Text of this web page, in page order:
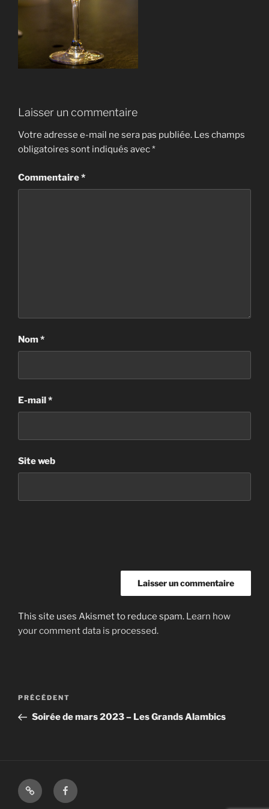
Laisser un commentaire
Votre adresse e-mail ne sera pas publiée. Les champs
obligatoires sont indiqués avec*
Commentaire*
Nom*
E-mail*
Site web
This site uses Akismet to reduce spam. Learn how
your comment data is processed.
Navigation
l’article
Article
précédent
PRÉCÉDENT
Soirée de mars 2023 – Les Grands Alambics
Shop Facebook